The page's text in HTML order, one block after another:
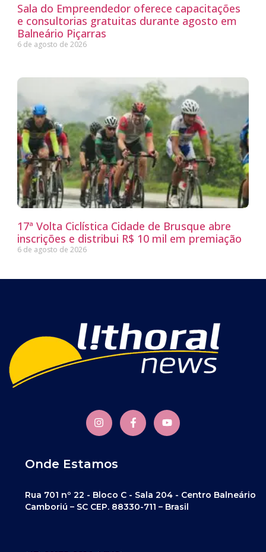
Sala do Empreendedor oferece capacitações
e consultorias gratuitas durante agosto em
Balneário Piçarras
6 de agosto de 2026
17ª Volta Ciclística Cidade de Brusque abre
inscrições e distribui R$ 10 mil em premiação
6 de agosto de 2026
Onde Estamos
Rua 701 nº 22 - Bloco C - Sala 204 - Centro Balneário
Camboriú – SC CEP. 88330-711 – Brasil